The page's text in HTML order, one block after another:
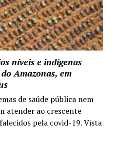
níveis e indígenas
Amazonas, em
de saúde pública nem
atender ao crescente
pela covid-19. Vista